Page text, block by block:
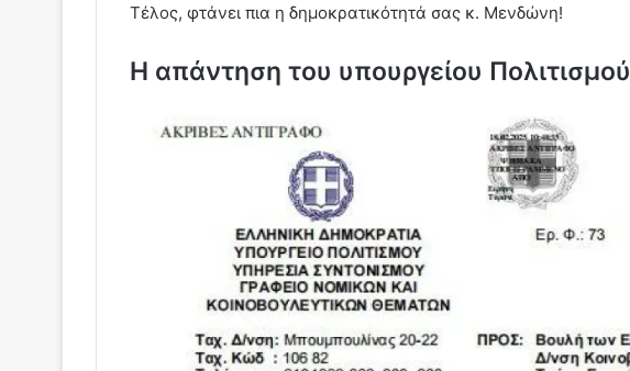
Τέλος, φτάνει πια η δημοκρατικότητά σας κ. Μενδώνη!
Η απάντηση του υπουργείου Πολιτισμού